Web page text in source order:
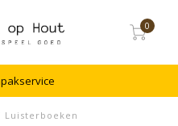
0
Luisterboeken